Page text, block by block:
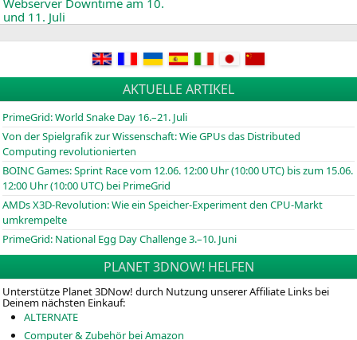
Webserver Downtime am 10.
und 11. Juli
AKTUELLE ARTIKEL
PrimeGrid: World Snake Day 16.–21. Juli
Von der Spielgrafik zur Wissenschaft: Wie GPUs das Distributed
Computing revolutionierten
BOINCGames: Sprint Race vom 12.06. 12:00 Uhr (10:00 UTC) bis zum 15.06.
12:00 Uhr (10:00 UTC) bei PrimeGrid
AMDs X3D-Revolution: Wie ein Speicher-Experiment den CPU-Markt
umkrempelte
PrimeGrid: National Egg Day Challenge 3.–10. Juni
PLANET 3DNOW! HELFEN
Unterstütze Planet 3DNow! durch Nutzung unserer Affiliate Links bei
Deinem nächsten Einkauf:
ALTERNATE
Computer & Zubehör bei Amazon